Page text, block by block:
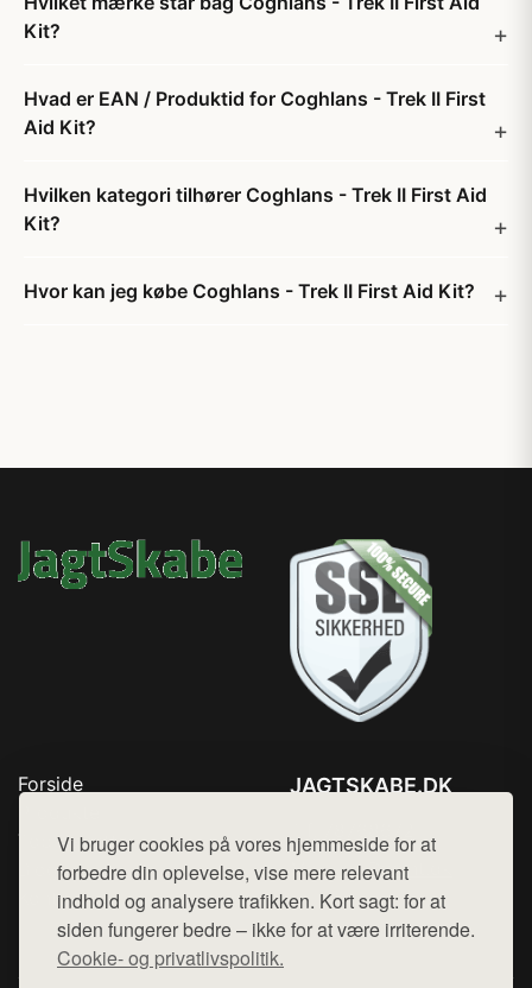
Vi bruger cookies på vores hjemmeside for at
forbedre din oplevelse, vise mere relevant
indhold og analysere trafikken. Kort sagt: for at
siden fungerer bedre – ikke for at være irriterende.
Cookie- og privatlivspolitik.
Kit?
Hvad er EAN / Produktid for Coghlans - Trek II First
Aid Kit?
Hvilken kategori tilhører Coghlans - Trek II First Aid
Kit?
Hvor kan jeg købe Coghlans - Trek II First Aid Kit?
Forside
Top Rabatter
Blog
Kontakt
JAGTSKABE.DK
Mail: hej@want.dk
Cookie- og privatlivspolitik